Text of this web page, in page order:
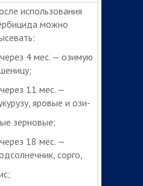
использования
можно
4 мес. — озимую
11 мес. —
яровые и ози-
зерновые;
18 мес. —
сорго,